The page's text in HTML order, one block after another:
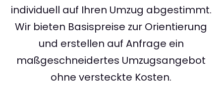
individuell auf Ihren Umzug abgestimmt.
Wir bieten Basispreise zur Orientierung
und erstellen auf Anfrage ein
maßgeschneidertes Umzugsangebot
ohne versteckte Kosten.